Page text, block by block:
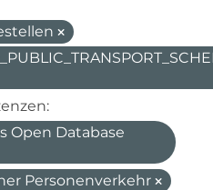
Open Database
Personenverkehr